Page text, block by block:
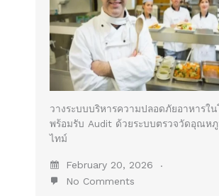
วางระบบบริหารความปลอดภัยอาหารใน
พร้อมรับ Audit ด้วยระบบตรวจวัดอุณหภู
ไทม์
February 20, 2026
No Comments